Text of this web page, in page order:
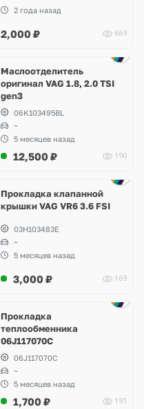
2 года назад
2,000 ₽ 669
Маслоотделитель
оригинал VAG 1.8, 2.0 TSI
gen3
06K103495BL
~
5 месяцев назад
12,500 ₽ 190
Прокладка клапанной
крышки VAG VR6 3.6 FSI
03H103483E
~
5 месяцев назад
3,000 ₽ 169
Прокладка
теплообменника
06J117070C
06J117070C
~
5 месяцев назад
1,700 ₽ 191